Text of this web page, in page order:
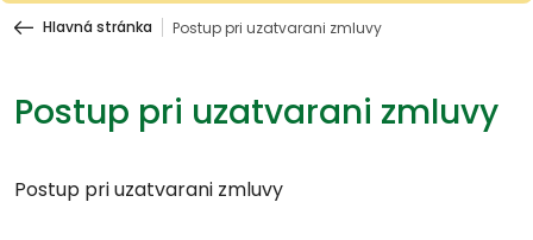
Hlavná stránka Postup pri uzatvarani zmluvy
Postup pri uzatvarani zmluvy
Postup pri uzatvarani zmluvy